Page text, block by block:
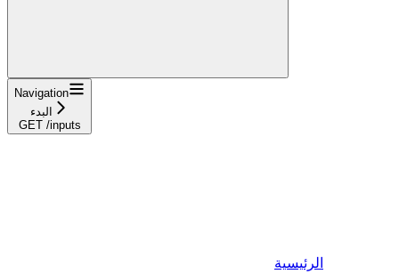
Navigation
البدء
GET /inputs
الرئيسية